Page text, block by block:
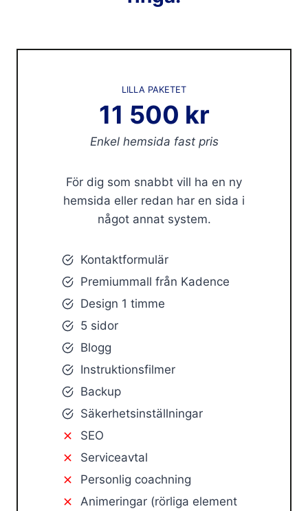
LILLA PAKETET
11 500 kr
Enkel hemsida fast pris
För dig som snabbt vill ha en ny
hemsida eller redan har en sida i
något annat system.
Kontaktformulär
Premiummall från Kadence
Design 1 timme
5 sidor
Blogg
Instruktionsfilmer
Backup
Säkerhetsinställningar
SEO
Serviceavtal
Personlig coachning
Animeringar (rörliga element